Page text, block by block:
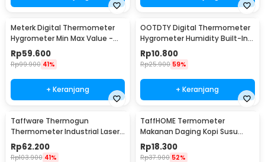
Meterk Digital Thermometer
Hygrometer Min Max Value -
CJ-3305F
Rp59.600
Rp99.900 41%
+ Keranjang
OOTDTY Digital Thermometer
Hygrometer Humidity Built-In
Probe - SD583
Rp10.800
Rp25.900 59%
+ Keranjang
Taffware Thermogun
Thermometer Industrial Laser
Infrared NonContact - CX6000
Rp62.200
Rp103.900 41%
TaffHOME Termometer
Makanan Daging Kopi Susu
Analog Single Probe - D9144
Rp18.300
Rp37.900 52%